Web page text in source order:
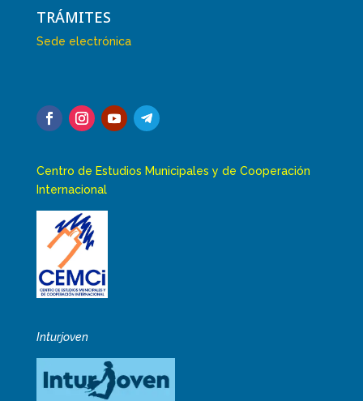
TRÁMITES
Sede electrónica
Centro de Estudios Municipales y de Cooperación
Internacional
Inturjoven